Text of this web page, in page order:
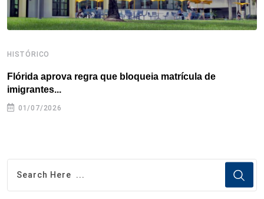
HISTÓRICO
Flórida aprova regra que bloqueia matrícula de
imigrantes...
01/07/2026